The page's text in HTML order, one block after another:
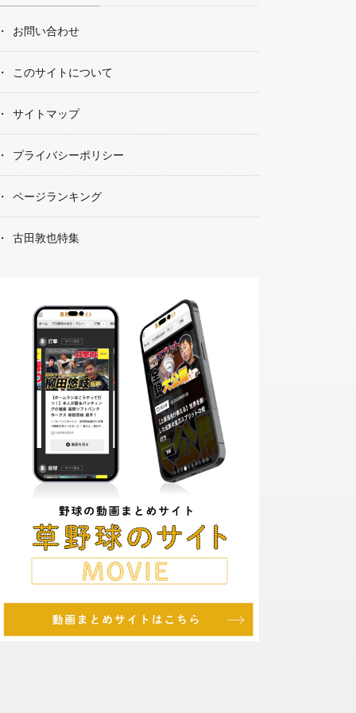
お問い合わせ
このサイトについて
サイトマップ
プライバシーポリシー
ページランキング
古田敦也特集